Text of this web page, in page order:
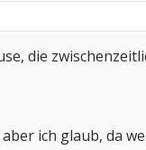
die
ich glaub, da